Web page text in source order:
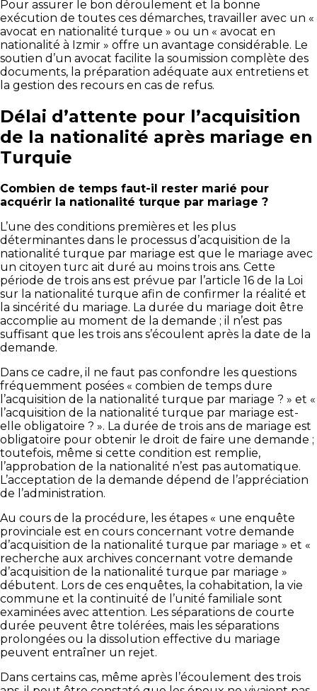
Pour assurer le bon déroulement et la bonne
exécution de toutes ces démarches, travailler avec un «
avocat en nationalité turque » ou un « avocat en
nationalité à Izmir » offre un avantage considérable. Le
soutien d’un avocat facilite la soumission complète des
documents, la préparation adéquate aux entretiens et
la gestion des recours en cas de refus.
Délai d’attente pour l’acquisition
de la nationalité après mariage en
Turquie
Combien de temps faut-il rester marié pour
acquérir la nationalité turque par mariage ?
L’une des conditions premières et les plus
déterminantes dans le processus d’acquisition de la
nationalité turque par mariage est que le mariage avec
un citoyen turc ait duré au moins trois ans. Cette
période de trois ans est prévue par l’article 16 de la Loi
sur la nationalité turque afin de confirmer la réalité et
la sincérité du mariage. La durée du mariage doit être
accomplie au moment de la demande ; il n’est pas
suffisant que les trois ans s’écoulent après la date de la
demande.
Dans ce cadre, il ne faut pas confondre les questions
fréquemment posées « combien de temps dure
l’acquisition de la nationalité turque par mariage ? » et «
l’acquisition de la nationalité turque par mariage est-
elle obligatoire ? ». La durée de trois ans de mariage est
obligatoire pour obtenir le droit de faire une demande ;
toutefois, même si cette condition est remplie,
l’approbation de la nationalité n’est pas automatique.
L’acceptation de la demande dépend de l’appréciation
de l’administration.
Au cours de la procédure, les étapes « une enquête
provinciale est en cours concernant votre demande
d’acquisition de la nationalité turque par mariage » et «
recherche aux archives concernant votre demande
d’acquisition de la nationalité turque par mariage »
débutent. Lors de ces enquêtes, la cohabitation, la vie
commune et la continuité de l’unité familiale sont
examinées avec attention. Les séparations de courte
durée peuvent être tolérées, mais les séparations
prolongées ou la dissolution effective du mariage
peuvent entraîner un rejet.
Dans certains cas, même après l’écoulement des trois